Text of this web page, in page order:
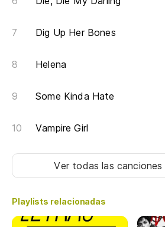
Dig Up Her Bones
Helena
Some Kinda Hate
Vampire Girl
Ver todas las canciones
Playlists relacionadas